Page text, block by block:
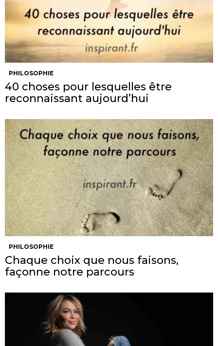
PHILOSOPHIE
40 choses pour lesquelles être
reconnaissant aujourd’hui
PHILOSOPHIE
Chaque choix que nous faisons,
façonne notre parcours